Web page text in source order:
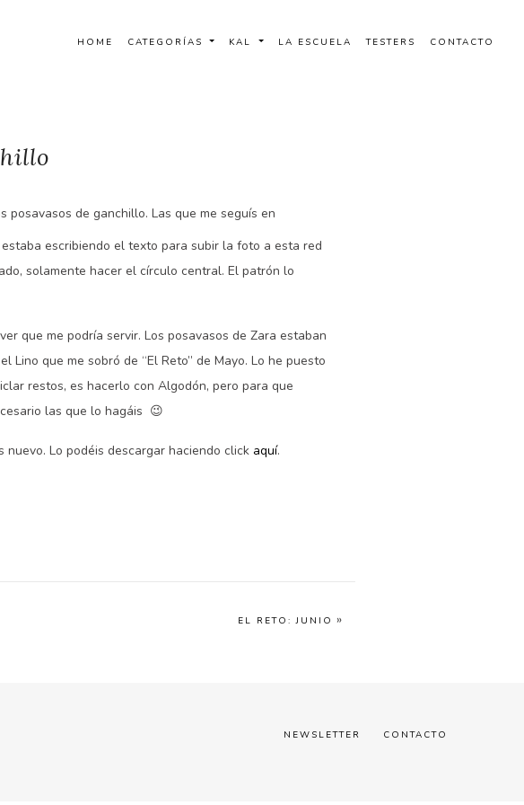
HOME CATEGORÍAS KAL LA ESCUELA TESTERS CONTACTO
posavasos de ganchillo. Las que me seguís en
escribiendo el texto para subir la foto a esta red
solamente hacer el círculo central. El patrón lo
que me podría servir. Los posavasos de Zara estaban
que me sobró de “El Reto” de Mayo. Lo he puesto
restos, es hacerlo con Algodón, pero para que
las que lo hagáis 😉
Lo podéis descargar haciendo click aquí.
EL RETO: JUNIO »
NEWSLETTER CONTACTO